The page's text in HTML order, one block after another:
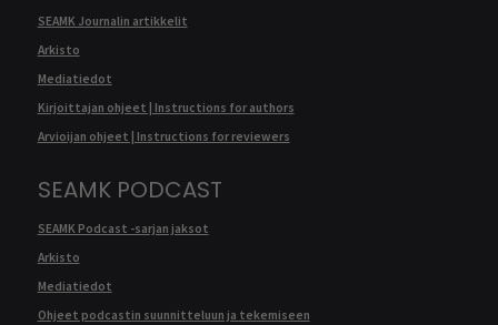
SEAMK Journalin artikkelit
Arkisto
Mediatiedot
Kirjoittajan ohjeet | Instructions for authors
Arvioijan ohjeet | Instructions for reviewers
SEAMK PODCAST
SEAMK Podcast -sarjan jaksot
Arkisto
Mediatiedot
Ohjeet podcastin suunnitteluun ja tekemiseen